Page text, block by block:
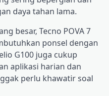
daya tahan lama.
besar, Tecno POVA 7
ponsel dengan
G100 juga cukup
aplikasi harian dan
perlu khawatir soal